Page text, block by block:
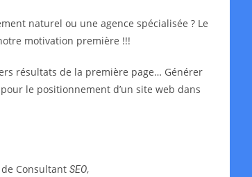
naturel ou une agence spécialisée ? Le
motivation première !!!
résultats de la première page… Générer
le positionnement d’un site web dans
Consultant SEO,